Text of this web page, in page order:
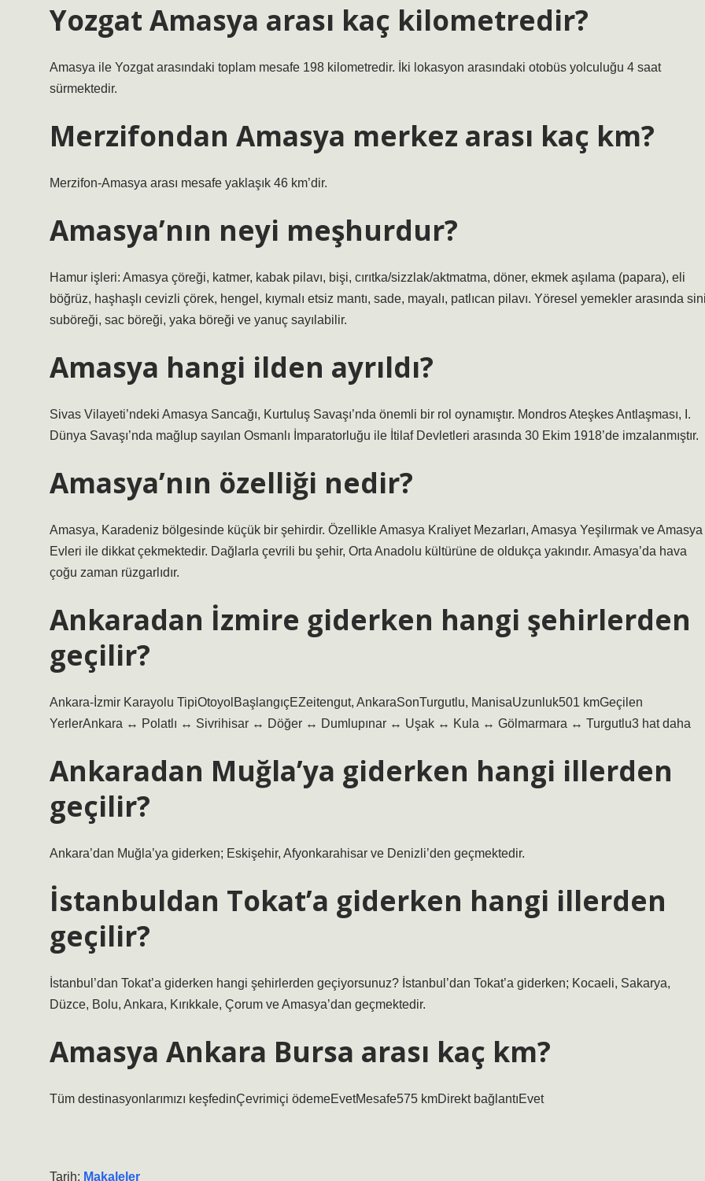
Yozgat Amasya arası kaç kilometredir?
Amasya ile Yozgat arasındaki toplam mesafe 198 kilometredir. İki lokasyon arasındaki otobüs yolculuğu 4 saat
sürmektedir.
Merzifondan Amasya merkez arası kaç km?
Merzifon-Amasya arası mesafe yaklaşık 46 km’dir.
Amasya’nın neyi meşhurdur?
Hamur işleri: Amasya çöreği, katmer, kabak pilavı, bişi, cırıtka/sizzlak/aktmatma, döner, ekmek aşılama (papara), eli
böğrüz, haşhaşlı cevizli çörek, hengel, kıymalı etsiz mantı, sade, mayalı, patlıcan pilavı. Yöresel yemekler arasında
suböreği, sac böreği, yaka böreği ve yanuç sayılabilir.
Amasya hangi ilden ayrıldı?
Sivas Vilayeti’ndeki Amasya Sancağı, Kurtuluş Savaşı’nda önemli bir rol oynamıştır. Mondros Ateşkes Antlaşması, I.
Dünya Savaşı’nda mağlup sayılan Osmanlı İmparatorluğu ile İtilaf Devletleri arasında 30 Ekim 1918’de imzalanmıştır.
Amasya’nın özelliği nedir?
Amasya, Karadeniz bölgesinde küçük bir şehirdir. Özellikle Amasya Kraliyet Mezarları, Amasya Yeşilırmak ve Amasya
Evleri ile dikkat çekmektedir. Dağlarla çevrili bu şehir, Orta Anadolu kültürüne de oldukça yakındır. Amasya’da hava
çoğu zaman rüzgarlıdır.
Ankaradan İzmire giderken hangi şehirlerden
geçilir?
Ankara-İzmir Karayolu TipiOtoyolBaşlangıçEZeitengut, AnkaraSonTurgutlu, ManisaUzunluk501 kmGeçilen
YerlerAnkara ↔ Polatlı ↔ Sivrihisar ↔ Döğer ↔ Dumlupınar ↔ Uşak ↔ Kula ↔ Gölmarmara ↔ Turgutlu3 hat daha
Ankaradan Muğla’ya giderken hangi illerden
geçilir?
Ankara’dan Muğla’ya giderken; Eskişehir, Afyonkarahisar ve Denizli’den geçmektedir.
İstanbuldan Tokat’a giderken hangi illerden
geçilir?
İstanbul’dan Tokat’a giderken hangi şehirlerden geçiyorsunuz? İstanbul’dan Tokat’a giderken; Kocaeli, Sakarya,
Düzce, Bolu, Ankara, Kırıkkale, Çorum ve Amasya’dan geçmektedir.
Amasya Ankara Bursa arası kaç km?
Tüm destinasyonlarımızı keşfedinÇevrimiçi ödemeEvetMesafe575 kmDirekt bağlantıEvet
Tarih: Makaleler